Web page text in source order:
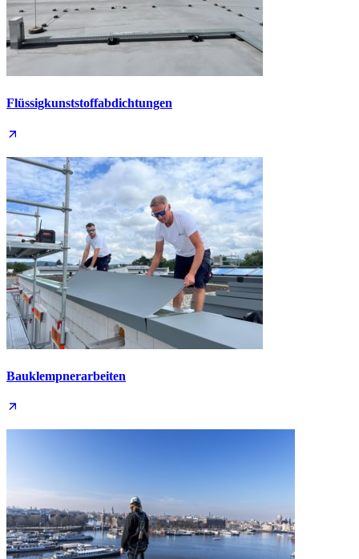
Flüssig­kunststoff­abdichtungen
Bauklempner­arbeiten